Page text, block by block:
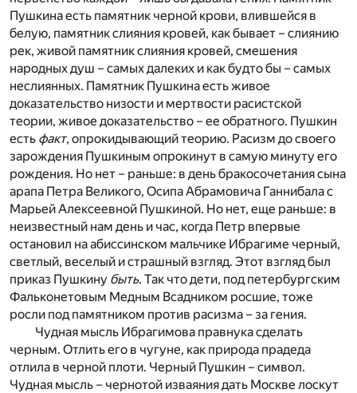
Пушкина есть памятник черной крови, влившейся в
белую, памятник слияния кровей, как бывает – слиянию
рек, живой памятник слияния кровей, смешения
народных душ – самых далеких и как будто бы – самых
неслиянных. Памятник Пушкина есть живое
доказательство низости и мертвости расистской
теории, живое доказательство – ее обратного. Пушкин
есть факт, опрокидывающий теорию. Расизм до своего
зарождения Пушкиным опрокинут в самую минуту его
рождения. Но нет – раньше: в день бракосочетания сына
арапа Петра Великого, Осипа Абрамовича Ганнибала с
Марьей Алексеевной Пушкиной. Но нет, еще раньше: в
неизвестный нам день и час, когда Петр впервые
остановил на абиссинском мальчике Ибрагиме черный,
светлый, веселый и страшный взгляд. Этот взгляд был
приказ Пушкину быть. Так что дети, под петербургским
Фальконетовым Медным Всадником росшие, тоже
росли под памятником против расизма – за гения.
Чудная мысль Ибрагимова правнука сделать
черным. Отлить его в чугуне, как природа прадеда
отлила в черной плоти. Черный Пушкин – символ.
Чудная мысль – чернотой изваяния дать Москве лоскут